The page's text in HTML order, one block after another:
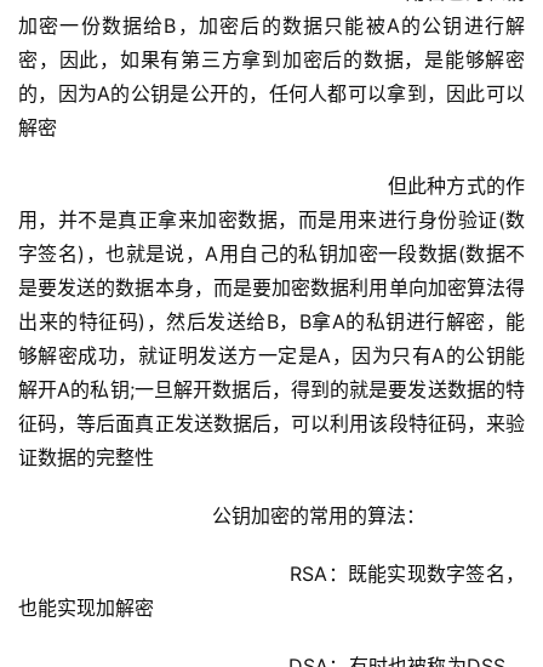
加密一份数据给B，加密后的数据只能被A的公钥进行解
密，因此，如果有第三方拿到加密后的数据，是能够解密
的，因为A的公钥是公开的，任何人都可以拿到，因此可以
解密
用，并不是真正拿来加密数据，而是用来进行身份验证(数
字签名)，也就是说，A用自己的私钥加密一段数据(数据不
是要发送的数据本身，而是要加密数据利用单向加密算法得
出来的特征码)，然后发送给B，B拿A的私钥进行解密，能
够解密成功，就证明发送方一定是A，因为只有A的公钥能
解开A的私钥;一旦解开数据后，得到的就是要发送数据的特
征码，等后面真正发送数据后，可以利用该段特征码，来验
证数据的完整性
			        公钥加密的常用的算法：
也能实现加解密